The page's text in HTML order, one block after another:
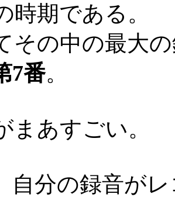
時期である。
の中の最大
7番。
あすごい。
分の録音が